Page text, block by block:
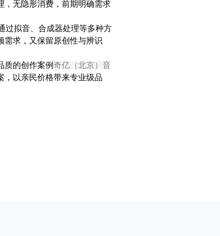
，无隐形消费，前期明确需求
过拟音、合成器处理等多种方
需求，又保留原创性与辨识
质的创作案例奇亿（北京）音
，以亲民价格带来专业级品